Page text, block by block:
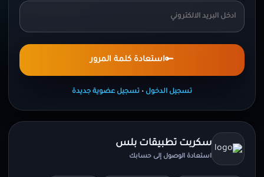
استعادة كلمة المرور
تسجيل الدخول • تسجيل عضوية جديدة
سكربت تطبيقات بلس
استعادة الوصول إلى حسابك